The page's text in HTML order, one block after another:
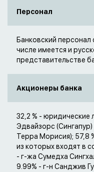
Персонал
Банковский персонал
числе имеется и
представительстве
Акционеры банка
32,2 % - юридические
Эдвайзорс
Терра Морисия); 57,8
из которых входят в
- г-жа Сумедха
9.99% - г-н Санджив